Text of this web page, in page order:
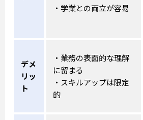
・学業との両立が容易
デメ
リッ
ト
・業務の表面的な理解
に留まる
・スキルアップは限定
的